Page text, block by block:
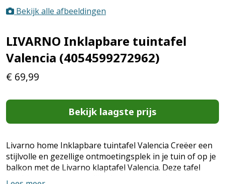
Bekijk alle afbeeldingen
LIVARNO Inklapbare tuintafel
Valencia (4054599272962)
€ 69,99
Bekijk laagste prijs
Livarno home Inklapbare tuintafel Valencia Creëer een
stijlvolle en gezellige ontmoetingsplek in je tuin of op je
balkon met de Livarno klaptafel Valencia. Deze tafel
combineert een natuurlijke houten uitstraling met een